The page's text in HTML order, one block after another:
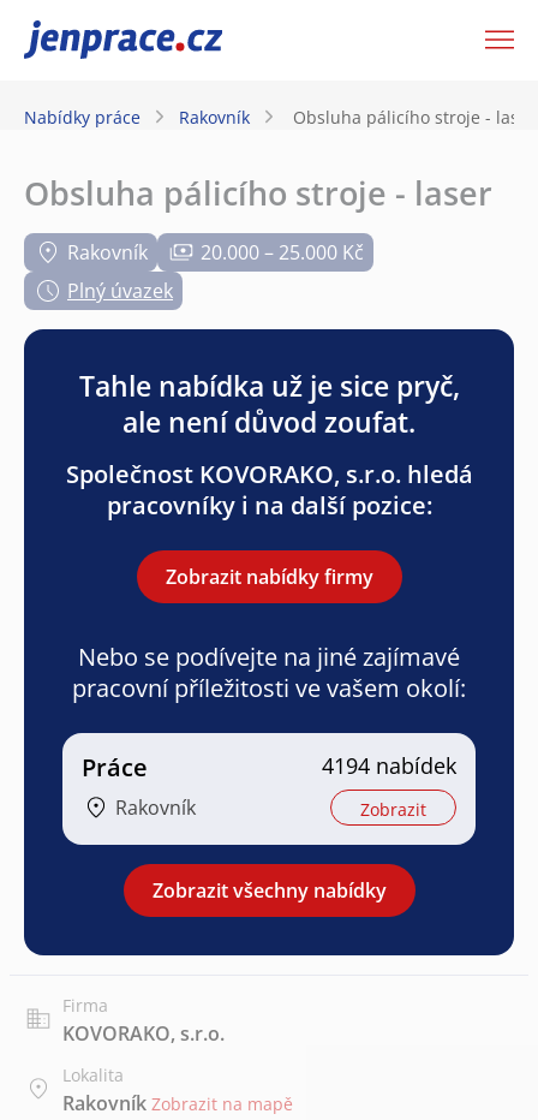
JenPráce.cz
Nabídky práce Rakovník Obsluha pálicího stroje - laser
Obsluha pálicího stroje - laser
Rakovník
20.000 – 25.000 Kč
Plný úvazek
Tahle nabídka už je sice pryč,
ale není důvod zoufat.
Společnost KOVORAKO, s.r.o. hledá
pracovníky i na další pozice:
Zobrazit nabídky firmy
Nebo se podívejte na jiné zajímavé
pracovní příležitosti ve vašem okolí:
Práce
Rakovník
4194 nabídek
Zobrazit
Zobrazit všechny nabídky
Firma
KOVORAKO, s.r.o.
Lokalita
Rakovník Zobrazit na mapě